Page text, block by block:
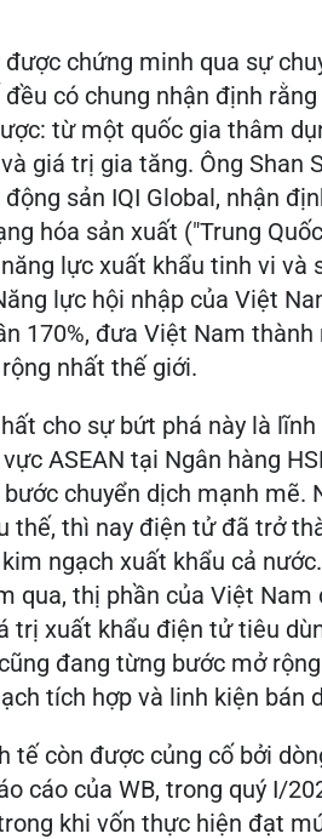
chứng minh qua sự
có chung nhận định
từ một quốc gia thâm
giá trị gia tăng. Ông Shan
sản IQI Global, nhận
hóa sản xuất ("Trung
lực xuất khẩu tinh vi và
lực hội nhập của Việt
170%, đưa Việt Nam
nhất thế giới.
cho sự bứt phá này là
ASEAN tại Ngân hàng
chuyển dịch mạnh mẽ.
thế, thì nay điện tử đã trở
ngạch xuất khẩu cả
qua, thị phần của Việt
trị xuất khẩu điện tử tiêu
đang từng bước mở
tích hợp và linh kiện bán
tế còn được củng cố bởi
cáo của WB, trong quý I/
khi vốn thực hiện đạt